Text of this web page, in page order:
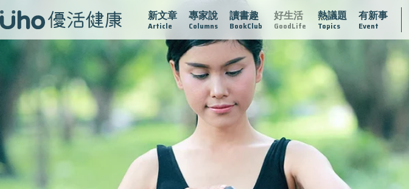
新文章
Article
專家說
Columns
讀書趣
BookClub
好生活
GoodLife
熱議題
Topics
有新事
Event
疫情保衛戰 再生醫學 愛的未來視 認識攝護腺肥大 守護骨骼健康 達文西手術專欄